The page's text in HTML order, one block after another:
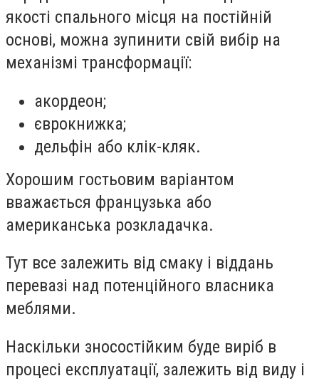
якості спального місця на постійній
основі, можна зупинити свій вибір на
механізмі трансформації:
акордеон;
єврокнижка;
дельфін або клік-кляк.
Хорошим гостьовим варіантом
вважається французька або
американська розкладачка.
Тут все залежить від смаку і віддань
перевазі над потенційного власника
меблями.
Наскільки зносостійким буде виріб в
процесі експлуатації, залежить від виду і